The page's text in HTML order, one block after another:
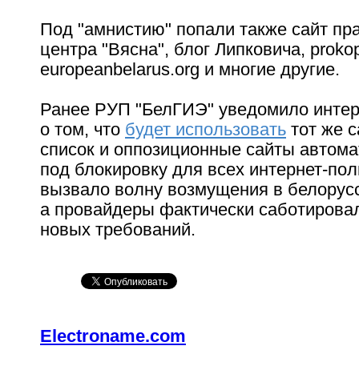
Под "амнистию" попали также сайт
центра "Вясна", блог Липковича,
europeanbelarus.org и многие другие.
Ранее РУП "БелГИЭ" уведомило
о том, что будет использовать тот же
список и оппозиционные сайты
под блокировку для всех интернет-
вызвало волну возмущения в
а провайдеры фактически
новых требований.
Electroname.com